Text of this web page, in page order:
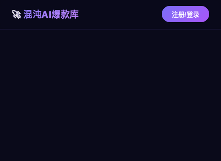
混沌AI爆款库 注册/登录